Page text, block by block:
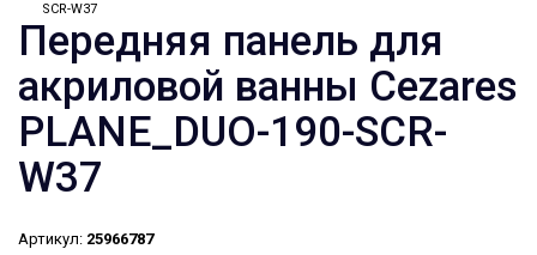
SCR-W37
Передняя панель для
акриловой ванны Cezares
PLANE_DUO-190-SCR-
W37
Артикул: 25966787